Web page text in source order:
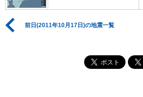
前日(2011年10月17日)の地震一覧